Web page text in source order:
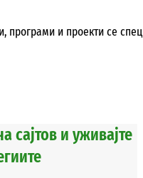
програми и проекти се
сајтов и уживајте